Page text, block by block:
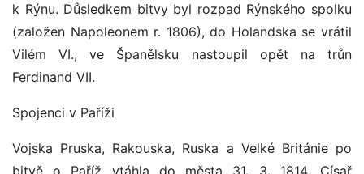
k Rýnu. Důsledkem bitvy byl rozpad Rýnského spolku
(založen Napoleonem r. 1806), do Holandska se vrátil
Vilém VI., ve Španělsku nastoupil opět na trůn
Ferdinand VII.
Spojenci v Paříži
Vojska Pruska, Rakouska, Ruska a Velké Británie po